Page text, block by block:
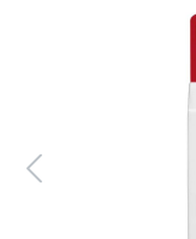
Bildergalerie